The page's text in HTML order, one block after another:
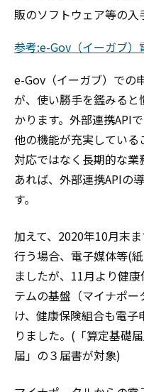
販のソフトウェア等の入
参考:e-Gov（イーガブ）
e-Gov（イーガブ）での
が、使い勝手を鑑みる
かります。外部連携API
他の機能が充実している
対応ではなく長期的な
あれば、外部連携APIの
す。
加えて、2020年10月末
行う場合、電子媒体等(
ましたが、11月より健
テムの基盤（マイナポ
け、健康保険組合も電
りました。(「算定基礎
届」の３届書が対象)